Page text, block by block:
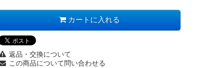
カートに入れる
返品・交換について
この商品について問い合わせる